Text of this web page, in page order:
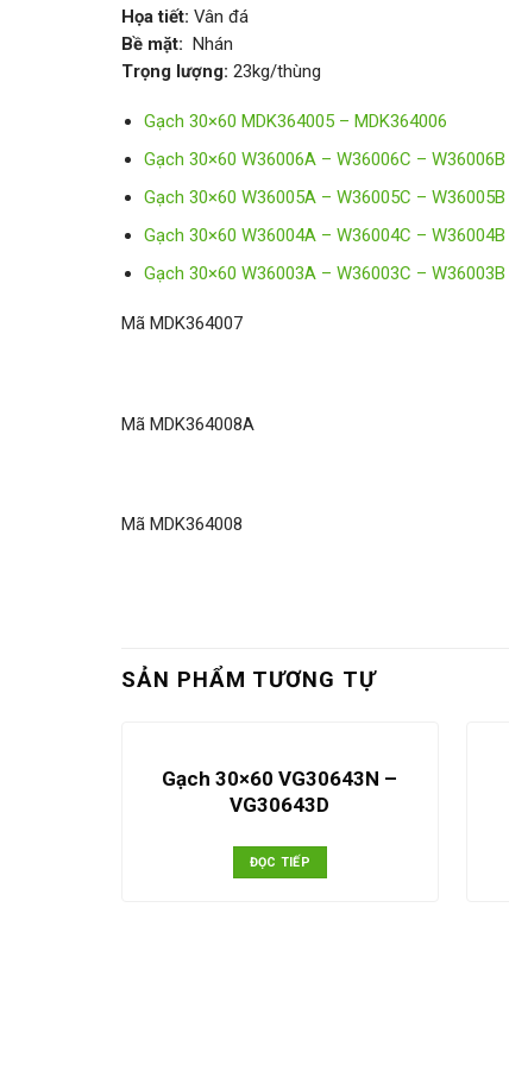
Họa tiết: Vân đá
Bề mặt: Nhán
Trọng lượng: 23kg/thùng
Gạch 30×60 MDK364005 – MDK364006
Gạch 30×60 W36006A – W36006C – W36006B
Gạch 30×60 W36005A – W36005C – W36005B
Gạch 30×60 W36004A – W36004C – W36004B
Gạch 30×60 W36003A – W36003C – W36003B
Mã MDK364007
Mã MDK364008A
Mã MDK364008
SẢN PHẨM TƯƠNG TỰ
Gạch 30×60 VG30643N –
VG30643D
ĐỌC TIẾP